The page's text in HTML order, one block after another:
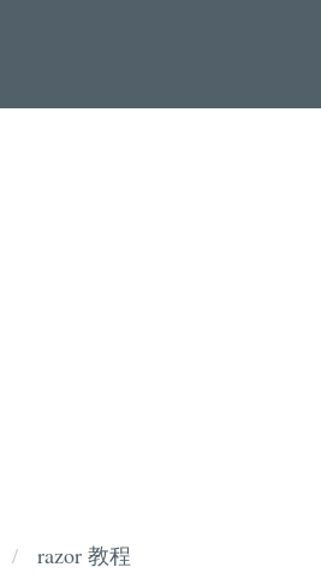
razor 教程